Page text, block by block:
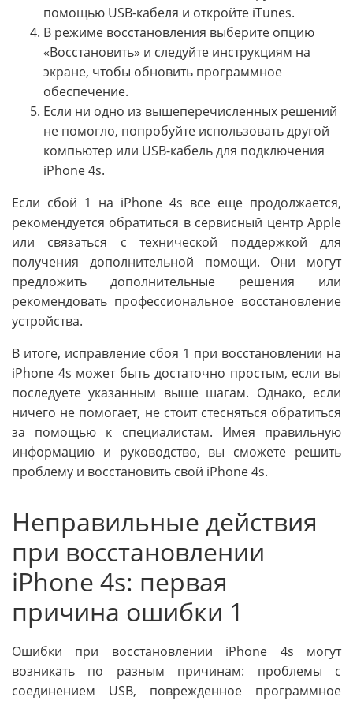
помощью USB-кабеля и откройте iTunes.
В режиме восстановления выберите опцию
«Восстановить» и следуйте инструкциям на
экране, чтобы обновить программное
обеспечение.
Если ни одно из вышеперечисленных решений
не помогло, попробуйте использовать другой
компьютер или USB-кабель для подключения
iPhone 4s.
Если сбой 1 на iPhone 4s все еще продолжается,
рекомендуется обратиться в сервисный центр Apple
или связаться с технической поддержкой для
получения дополнительной помощи. Они могут
предложить дополнительные решения или
рекомендовать профессиональное восстановление
устройства.
В итоге, исправление сбоя 1 при восстановлении на
iPhone 4s может быть достаточно простым, если вы
последуете указанным выше шагам. Однако, если
ничего не помогает, не стоит стесняться обратиться
за помощью к специалистам. Имея правильную
информацию и руководство, вы сможете решить
проблему и восстановить свой iPhone 4s.
Неправильные действия
при восстановлении
iPhone 4s: первая
причина ошибки 1
Ошибки при восстановлении iPhone 4s могут
возникать по разным причинам: проблемы с
соединением USB, поврежденное программное